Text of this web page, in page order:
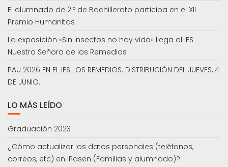
El alumnado de 2.º de Bachillerato participa en el XII
Premio Humanitas
La exposición «Sin insectos no hay vida» llega al IES
Nuestra Señora de los Remedios
PAU 2026 EN EL IES LOS REMEDIOS. DISTRIBUCIÓN DEL JUEVES, 4
DE JUNIO.
LO MÁS LEÍDO
Graduación 2023
¿Cómo actualizar los datos personales (teléfonos,
correos, etc) en iPasen (Familias y alumnado)?